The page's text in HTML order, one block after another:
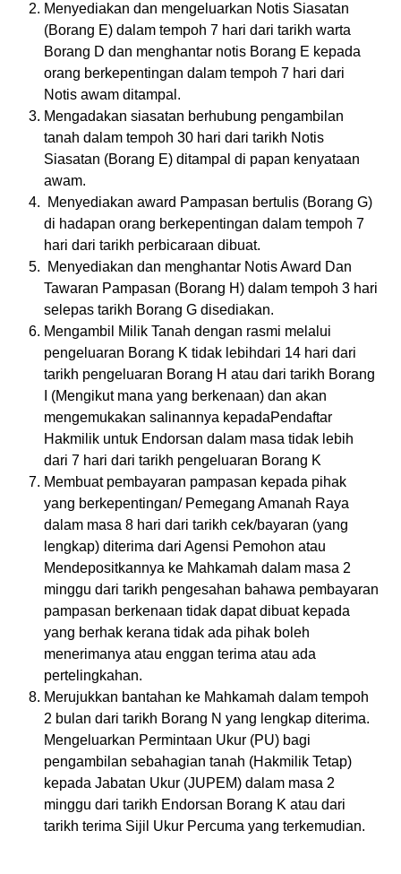
Menyediakan dan mengeluarkan Notis Siasatan
(Borang E) dalam tempoh 7 hari dari tarikh warta
Borang D dan menghantar notis Borang E kepada
orang berkepentingan dalam tempoh 7 hari dari
Notis awam ditampal.
Mengadakan siasatan berhubung pengambilan
tanah dalam tempoh 30 hari dari tarikh Notis
Siasatan (Borang E) ditampal di papan kenyataan
awam.
Menyediakan award Pampasan bertulis (Borang G)
di hadapan orang berkepentingan dalam tempoh 7
hari dari tarikh perbicaraan dibuat.
Menyediakan dan menghantar Notis Award Dan
Tawaran Pampasan (Borang H) dalam tempoh 3 hari
selepas tarikh Borang G disediakan.
Mengambil Milik Tanah dengan rasmi melalui
pengeluaran Borang K tidak lebihdari 14 hari dari
tarikh pengeluaran Borang H atau dari tarikh Borang
I (Mengikut mana yang berkenaan) dan akan
mengemukakan salinannya kepadaPendaftar
Hakmilik untuk Endorsan dalam masa tidak lebih
dari 7 hari dari tarikh pengeluaran Borang K
Membuat pembayaran pampasan kepada pihak
yang berkepentingan/ Pemegang Amanah Raya
dalam masa 8 hari dari tarikh cek/bayaran (yang
lengkap) diterima dari Agensi Pemohon atau
Mendepositkannya ke Mahkamah dalam masa 2
minggu dari tarikh pengesahan bahawa pembayaran
pampasan berkenaan tidak dapat dibuat kepada
yang berhak kerana tidak ada pihak boleh
menerimanya atau enggan terima atau ada
pertelingkahan.
Merujukkan bantahan ke Mahkamah dalam tempoh
2 bulan dari tarikh Borang N yang lengkap diterima.
Mengeluarkan Permintaan Ukur (PU) bagi
pengambilan sebahagian tanah (Hakmilik Tetap)
kepada Jabatan Ukur (JUPEM) dalam masa 2
minggu dari tarikh Endorsan Borang K atau dari
tarikh terima Sijil Ukur Percuma yang terkemudian.